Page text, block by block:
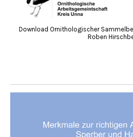
Download Ornithologischer
Roben